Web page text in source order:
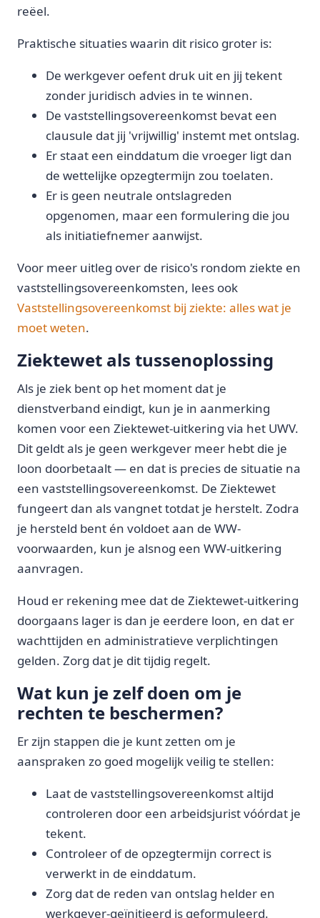
reëel.
Praktische situaties waarin dit risico groter is:
De werkgever oefent druk uit en jij tekent
zonder juridisch advies in te winnen.
De vaststellingsovereenkomst bevat een
clausule dat jij 'vrijwillig' instemt met ontslag.
Er staat een einddatum die vroeger ligt dan
de wettelijke opzegtermijn zou toelaten.
Er is geen neutrale ontslagreden
opgenomen, maar een formulering die jou
als initiatiefnemer aanwijst.
Voor meer uitleg over de risico's rondom ziekte en
vaststellingsovereenkomsten, lees ook
Vaststellingsovereenkomst bij ziekte: alles wat je
moet weten.
Ziektewet als tussenoplossing
Als je ziek bent op het moment dat je
dienstverband eindigt, kun je in aanmerking
komen voor een Ziektewet-uitkering via het UWV.
Dit geldt als je geen werkgever meer hebt die je
loon doorbetaalt — en dat is precies de situatie na
een vaststellingsovereenkomst. De Ziektewet
fungeert dan als vangnet totdat je herstelt. Zodra
je hersteld bent én voldoet aan de WW-
voorwaarden, kun je alsnog een WW-uitkering
aanvragen.
Houd er rekening mee dat de Ziektewet-uitkering
doorgaans lager is dan je eerdere loon, en dat er
wachttijden en administratieve verplichtingen
gelden. Zorg dat je dit tijdig regelt.
Wat kun je zelf doen om je
rechten te beschermen?
Er zijn stappen die je kunt zetten om je
aanspraken zo goed mogelijk veilig te stellen:
Laat de vaststellingsovereenkomst altijd
controleren door een arbeidsjurist vóórdat je
tekent.
Controleer of de opzegtermijn correct is
verwerkt in de einddatum.
Zorg dat de reden van ontslag helder en
werkgever-geïnitieerd is geformuleerd.